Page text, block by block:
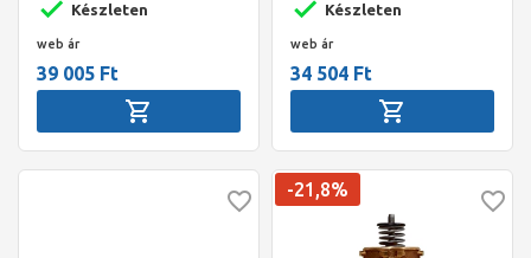
Készleten
web ár
39 005 Ft
Készleten
web ár
34 504 Ft
-21,8%